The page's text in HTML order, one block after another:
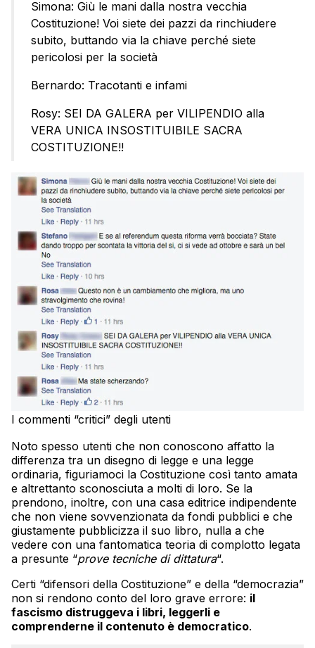
Simona: Giù le mani dalla nostra vecchia
Costituzione! Voi siete dei pazzi da rinchiudere
subito, buttando via la chiave perché siete
pericolosi per la società
Bernardo: Tracotanti e infami
Rosy: SEI DA GALERA per VILIPENDIO alla
VERA UNICA INSOSTITUIBILE SACRA
COSTITUZIONE!!
I commenti “critici” degli utenti
Noto spesso utenti che non conoscono affatto la
differenza tra un disegno di legge e una legge
ordinaria, figuriamoci la Costituzione così tanto amata
e altrettanto sconosciuta a molti di loro. Se la
prendono, inoltre, con una casa editrice indipendente
che non viene sovvenzionata da fondi pubblici e che
giustamente pubblicizza il suo libro, nulla a che
vedere con una fantomatica teoria di complotto legata
a presunte “prove tecniche di dittatura“.
Certi “difensori della Costituzione” e della “democrazia”
non si rendono conto del loro grave errore: il
fascismo distruggeva i libri, leggerli e
comprenderne il contenuto è democratico.